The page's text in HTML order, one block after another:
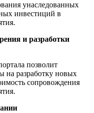
унаследованных
инвестиций в
и разработки
позволит
на разработку новых
сопровождения